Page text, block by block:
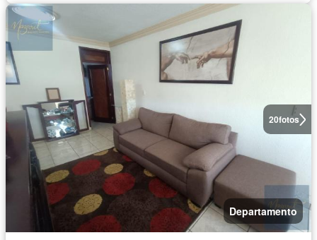
20fotos
Departamento